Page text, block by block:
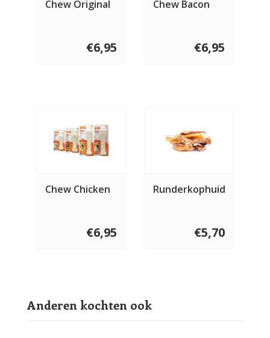
Chew Original
€6,95
Chew Bacon
€6,95
Chew Chicken
€6,95
Runderkophuid
€5,70
Anderen kochten ook